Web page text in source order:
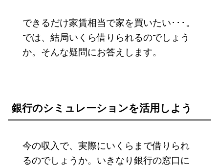
できるだけ家賃相当で家を買いたい･･･。
では、結局いくら借りられるのでしょう
か。そんな疑問にお答えします。
銀行のシミュレーションを活用しよう
今の収入で、実際にいくらまで借りられ
るのでしょうか。いきなり銀行の窓口に